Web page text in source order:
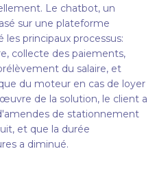
Le chatbot, un
sur une plateforme
principaux processus:
collecte des paiements,
du salaire, et
du moteur en cas de loyer
de la solution, le client a
de stationnement
et que la durée
a diminué.